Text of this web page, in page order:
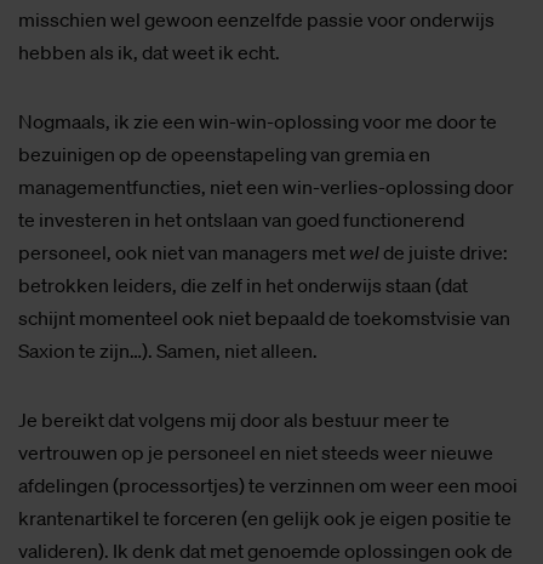
misschien wel gewoon eenzelfde passie voor onderwijs
hebben als ik, dat weet ik echt.
Nogmaals, ik zie een win-win-oplossing voor me door te
bezuinigen op de opeenstapeling van gremia en
managementfuncties, niet een win-verlies-oplossing door
te investeren in het ontslaan van goed functionerend
personeel, ook niet van managers met wel de juiste drive:
betrokken leiders, die zelf in het onderwijs staan (dat
schijnt momenteel ook niet bepaald de toekomstvisie van
Saxion te zijn…). Samen, niet alleen.
Je bereikt dat volgens mij door als bestuur meer te
vertrouwen op je personeel en niet steeds weer nieuwe
afdelingen (processortjes) te verzinnen om weer een mooi
krantenartikel te forceren (en gelijk ook je eigen positie te
valideren). Ik denk dat met genoemde oplossingen ook de